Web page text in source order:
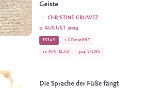
Geiste
CHRISTINE GRUWEZ
·
2. AUGUST 2024
ESSAY 1 COMMENT
10 MIN READ 924 VIEWS
Die Sprache der Füße fängt